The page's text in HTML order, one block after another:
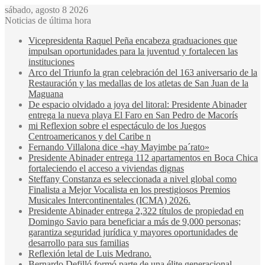
sábado, agosto 8 2026
Noticias de última hora
Vicepresidenta Raquel Peña encabeza graduaciones que
impulsan oportunidades para la juventud y fortalecen las
instituciones
Arco del Triunfo la gran celebración del 163 aniversario de la
Restauración y las medallas de los atletas de San Juan de la
Maguana
De espacio olvidado a joya del litoral: Presidente Abinader
entrega la nueva playa El Faro en San Pedro de Macorís
mi Reflexion sobre el espectáculo de los Juegos
Centroamericanos y del Caribe n
Fernando Villalona dice «hay Mayimbe pa´rato»
Presidente Abinader entrega 112 apartamentos en Boca Chica
fortaleciendo el acceso a viviendas dignas
Steffany Constanza es seleccionada a nivel global como
Finalista a Mejor Vocalista en los prestigiosos Premios
Musicales Intercontinentales (ICMA) 2026.
Presidente Abinader entrega 2,322 títulos de propiedad en
Domingo Savio para beneficiar a más de 9,000 personas;
garantiza seguridad jurídica y mayores oportunidades de
desarrollo para sus familias
Reflexión letal de Luis Medrano.